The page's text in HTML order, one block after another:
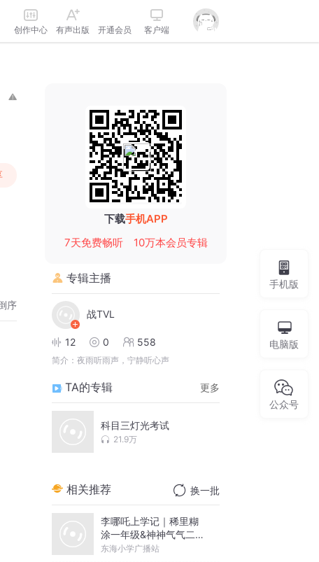
创作中心 有声出版 开通会员 客户端
序
下载手机APP
7天免费畅听
10万本会员专辑
专辑主播
战TVL
12 0 558
简介： 夜雨听雨声，宁静听心声
TA的专辑 更多
科目三灯光考试
21.9万
相关推荐 换一批
李哪吒上学记｜稀里糊
涂一年级&神神气气二年
级
东海小学广播站
手机版
电脑版
公众号